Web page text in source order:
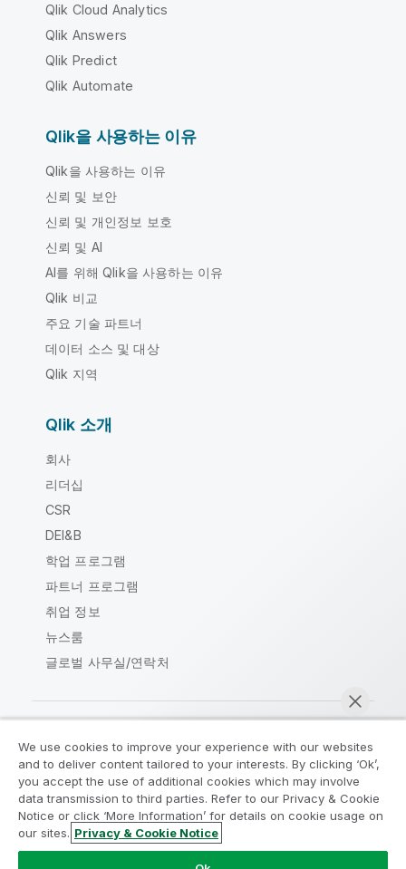
Qlik Cloud Analytics
Qlik Answers
Qlik Predict
Qlik Automate
Qlik을 사용하는 이유
Qlik을 사용하는 이유
신뢰 및 보안
신뢰 및 개인정보 보호
신뢰 및 AI
AI를 위해 Qlik을 사용하는 이유
Qlik 비교
주요 기술 파트너
데이터 소스 및 대상
Qlik 지역
Qlik 소개
회사
리더십
CSR
DEI&B
학업 프로그램
파트너 프로그램
취업 정보
뉴스룸
글로벌 사무실/연락처
Qlik Community
법적 계약 제품 약관
Legal Policies
Legal Policies
사용 약관
Do Not Share My Info
We use cookies to improve your experience with our websites
and to deliver content tailored to your interests. By clicking ‘Ok’,
you accept the use of additional cookies which may involve
data transmission to third parties. Refer to our Privacy & Cookie
Notice or click ‘More Information’ for details on cookie usage on
our sites. Privacy & Cookie Notice